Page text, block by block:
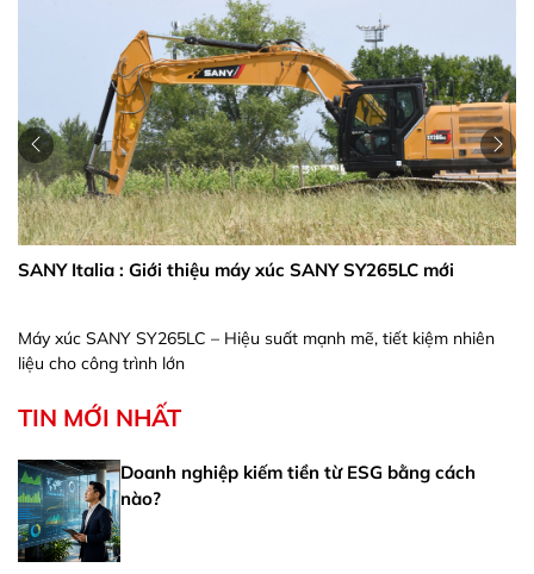
SANY Italia : Giới thiệu máy xúc SANY SY265LC mới
Máy xúc SANY SY265LC – Hiệu suất mạnh mẽ, tiết kiệm nhiên
liệu cho công trình lớn
TIN MỚI NHẤT
Doanh nghiệp kiếm tiền từ ESG bằng cách
nào?